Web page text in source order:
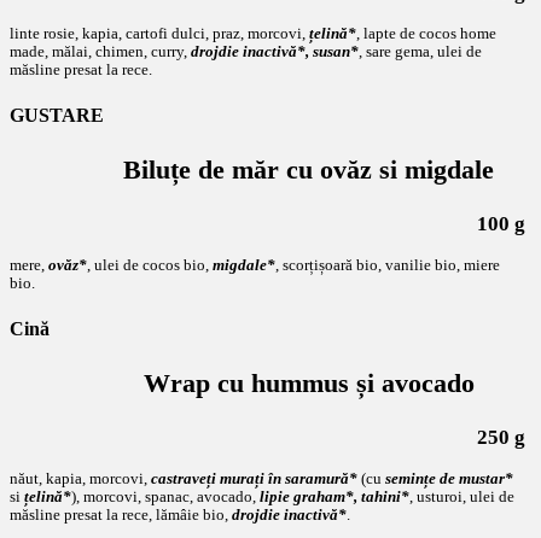
linte rosie, kapia, cartofi dulci, praz, morcovi, țelină*, lapte de cocos home
made, mălai, chimen, curry, drojdie inactivă*, susan*, sare gema, ulei de
măsline presat la rece.
GUSTARE
Biluțe de măr cu ovăz si migdale
100 g
mere, ovăz*, ulei de cocos bio, migdale*, scorțișoară bio, vanilie bio, miere
bio.
Cină
Wrap cu hummus și avocado
250 g
năut, kapia, morcovi, castraveți murați în saramură* (cu semințe de mustar*
si țelină*), morcovi, spanac, avocado, lipie graham*, tahini*, usturoi, ulei de
măsline presat la rece, lămâie bio, drojdie inactivă*.